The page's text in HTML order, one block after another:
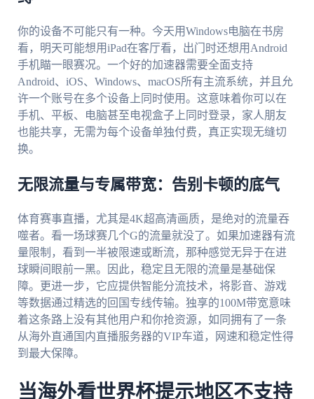
你的设备不可能只有一种。今天用Windows电脑在书房
看，明天可能想用iPad在客厅看，出门时还想用Android
手机瞄一眼赛况。一个好的加速器需要全面支持
Android、iOS、Windows、macOS所有主流系统，并且允
许一个账号在多个设备上同时使用。这意味着你可以在
手机、平板、电脑甚至电视盒子上同时登录，家人朋友
也能共享，无需为每个设备单独付费，真正实现无缝切
换。
无限流量与专属带宽：告别卡顿的底气
体育赛事直播，尤其是4K超高清画质，是绝对的流量吞
噬者。看一场球赛几个G的流量就没了。如果加速器有流
量限制，看到一半被限速或断流，那种感觉无异于在进
球瞬间眼前一黑。因此，稳定且无限的流量是基础保
障。更进一步，它应提供智能分流技术，将影音、游戏
等数据通过精选的回国专线传输。独享的100M带宽意味
着这条路上没有其他用户和你抢资源，如同拥有了一条
从海外直通国内直播服务器的VIP车道，网速和稳定性得
到最大保障。
当海外看世界杯提示地区不支持